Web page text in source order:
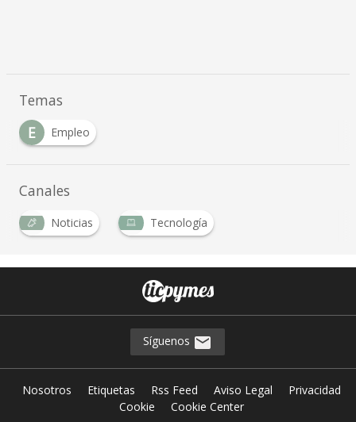
Temas
E
Empleo
Canales
Noticias Tecnología
Síguenos
Nosotros Etiquetas Rss Feed Aviso Legal
Privacidad
Cookie
Cookie Center